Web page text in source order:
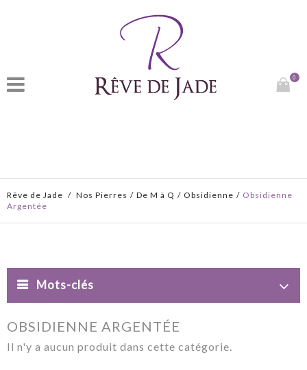
0
Rêve de Jade / Nos Pierres / De M à Q / Obsidienne / Obsidienne
Argentée
Mots-clés
OBSIDIENNE ARGENTÉE
Il n'y a aucun produit dans cette catégorie.